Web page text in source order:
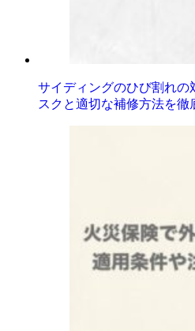
サイディングのひび割れの
スクと適切な補修方法を徹